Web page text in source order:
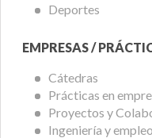
Deportes
EMPRESAS /
Cátedras
Prácticas en
Proyectos y
Ingeniería y